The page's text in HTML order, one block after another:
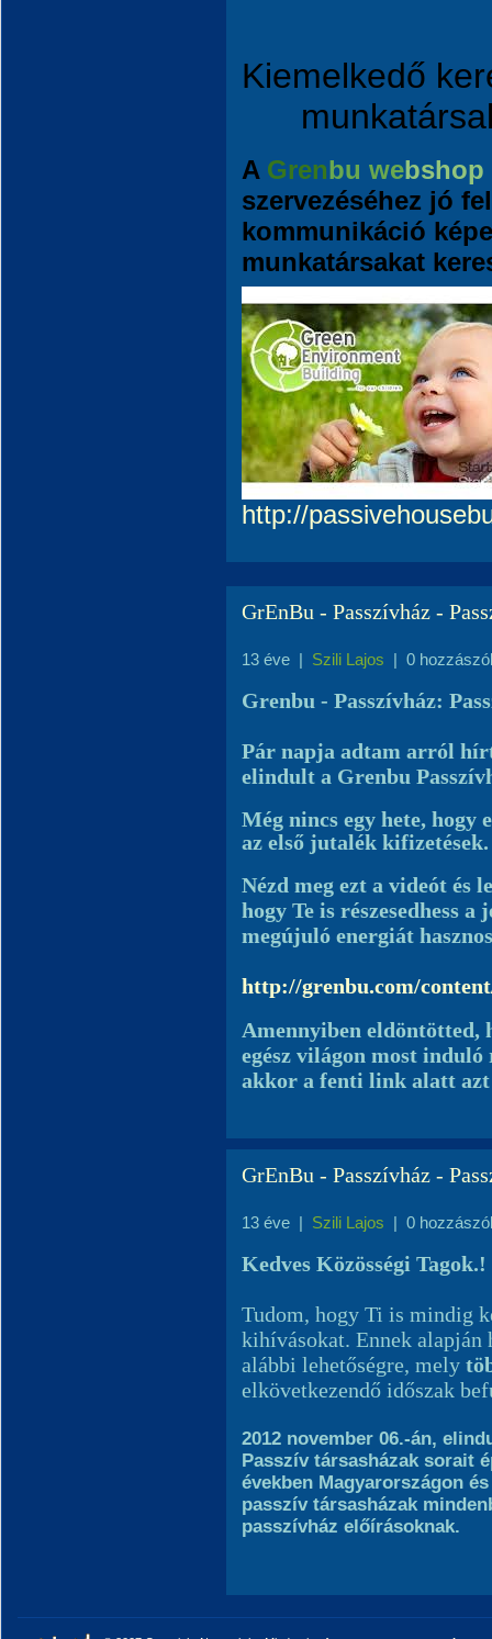
Kiemelkedő
A Grenbu webshop
szervezéséhez jó
kommunikáció
munkatársakat
http://
GrEnBu - Passzívház -
13 éve | Szili Lajos | 0
Grenbu - Passzívház:
Pár napja adtam arról
elindult a Grenbu
Még nincs egy hete,
az első jutalék kifizetések.
Nézd meg ezt a videót és
hogy Te is részesedhess
megújuló energiát
http://grenbu.com/
Amennyiben eldöntötted,
egész világon most induló
akkor a fenti link alatt azt
GrEnBu - Passzívház -
13 éve | Szili Lajos | 0
Kedves Közösségi Tagok.!
Tudom, hogy Ti is mindig
kihívásokat. Ennek
alábbi lehetőségre, mely
elkövetkezendő időszak
2012 november 06.-án,
Passzív társasházak sorait
években Magyarországon
passzív társasházak
passzívház előírásoknak.